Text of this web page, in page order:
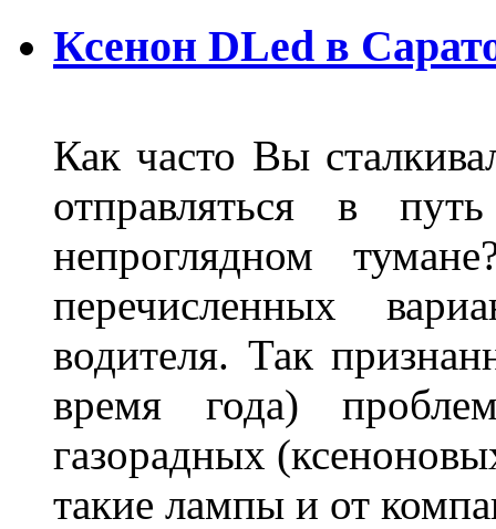
Ксенон DLed в
Как часто Вы
отправляться в
непроглядном
перечисленных
водителя. Так
время года)
газорадных
такие лампы и от